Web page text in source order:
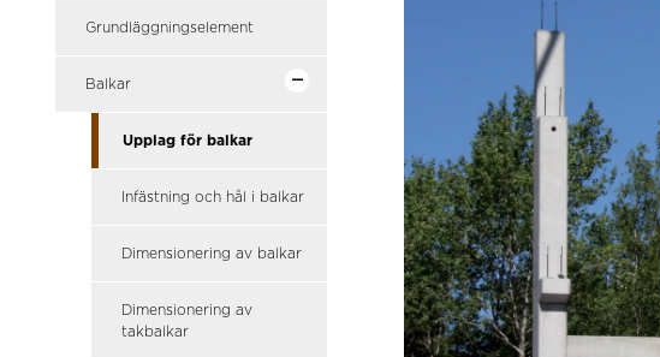
Grundläggningselement
Balkar
Upplag för balkar
Infästning och hål i balkar
Dimensionering av balkar
Dimensionering av
takbalkar